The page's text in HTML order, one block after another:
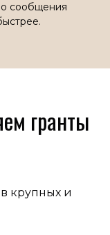
сообщения
гранты
крупных и